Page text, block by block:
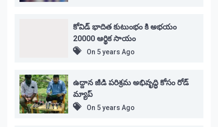
కోవిడ్ భాదిత కుటుంభం కి అభయం
20000 ఆర్థిక సాయం
On 5 years Ago
ఉద్దాన జీడి పరిశ్రమ అభివృద్ధి కోసం రోడ్
మ్యాప్
On 5 years Ago